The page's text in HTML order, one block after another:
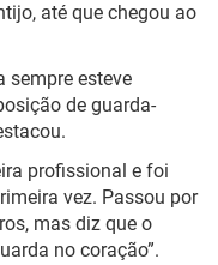
, até que chegou ao
sempre esteve
de guarda-
profissional e foi
vez. Passou por
, mas diz que o
no coração”.